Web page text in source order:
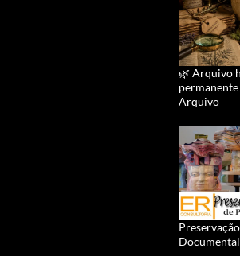
🌿 Arquivo
permanente
Arquivo